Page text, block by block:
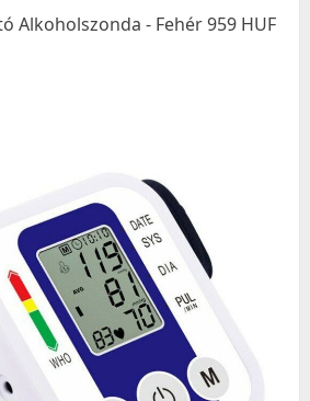
Alkoholszonda - Fehér 959 HUF